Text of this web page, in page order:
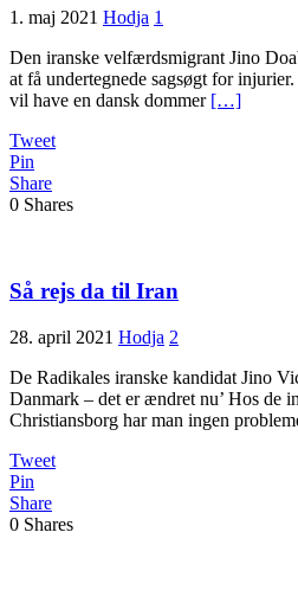
1. maj 2021 Hodja 1
Den iranske velfærdsmigrant Jino
at få undertegnede sagsøgt for
vil have en dansk dommer […]
Tweet
Pin
Share
0 Shares
Så rejs da til Iran
28. april 2021 Hodja 2
De Radikales iranske kandidat Jino
Danmark – det er ændret nu’ Hos de
Christiansborg har man ingen
Tweet
Pin
Share
0 Shares